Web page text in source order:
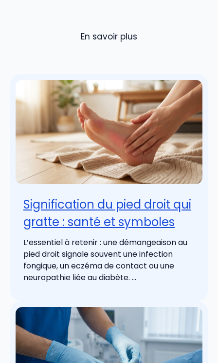
En savoir plus
Signification du pied droit qui
gratte : santé et symboles
L’essentiel à retenir : une démangeaison au
pied droit signale souvent une infection
fongique, un eczéma de contact ou une
neuropathie liée au diabète. ...